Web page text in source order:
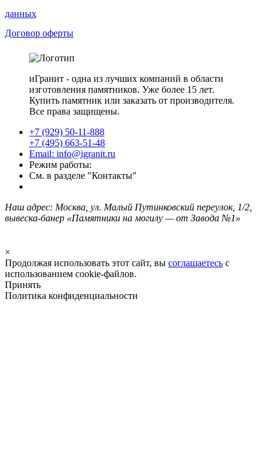
данных
Договор оферты
иГранит - одна из лучших компаний в области
изготовления памятников. Уже более 15 лет.
Купить памятник или заказать от производителя.
Все права защищены.
+7 (929) 50-11-888
+7 (495) 663-51-48
Email: info@igranit.ru
Режим работы:
См. в разделе "Контакты"
Наш адрес: Москва, ул. Малый Путинковский переулок, 1/2,
вывеска-банер «Памятники на могилу — от Завода №1»
×
Продолжая использовать этот сайт, вы соглашаетесь с
использованием cookie-файлов.
Принять
Политика конфиденциальности